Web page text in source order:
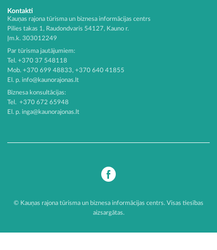
Kontakti
Kauņas rajona tūrisma un biznesa informācijas centrs
Pilies takas 1, Raudondvaris 54127, Kauno r.
Įm.k. 303012249
Par tūrisma jautājumiem:
Tel. +370 37 548118
Mob. +370 699 48833, +370 640 41855
El. p. info@kaunorajonas.lt
Biznesa konsultācijas:
Tel. +370 672 65948
El. p. inga@kaunorajonas.lt
© Kauņas rajona tūrisma un biznesa informācijas centrs. Visas tiesības
aizsargātas.